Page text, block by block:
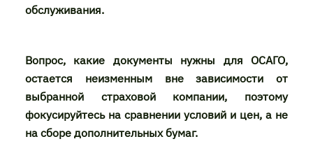
обслуживания.
Вопрос, какие документы нужны для ОСАГО,
остается неизменным вне зависимости от
выбранной страховой компании, поэтому
фокусируйтесь на сравнении условий и цен, а не
на сборе дополнительных бумаг.